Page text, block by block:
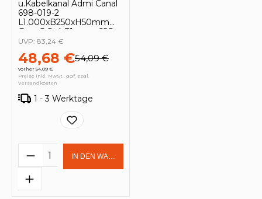
u.Kabelkanal Admi Canal
698-019-2
L1.000xB250xH50mm
Gum.2 St.à 31mm - 698-
019-2
48,68 €54,09 €
vorher 54,09 €
UVP: 83,24 €
Preise inkl. MwSt., ggf. zzgl.
Versandkosten
1 - 3 Werktage
Produkt Anzahl: Gib den
IN DEN WARENKORB